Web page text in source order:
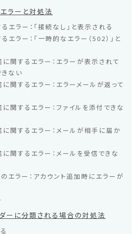
ラーと対処法
エラー：「接続なし」と表示される
エラー：「一時的なエラー（502）」と
関するエラー：エラーが表示されて
ない
関するエラー：エラーメールが返って
関するエラー：ファイルを添付できな
関するエラー：メールが相手に届か
関するエラー：メールを受信できな
エラー：アカウント追加時にエラーが
ーに分類される場合の対処法